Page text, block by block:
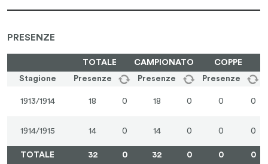
PRESENZE
TOTALE CAMPIONATO
COPPE
Stagione
Presenze Presenze Presenze
1913/1914 18 0 18 0 0 0
1914/1915 14 0 14 0 0 0
TOTALE 32 0 32 0 0 0